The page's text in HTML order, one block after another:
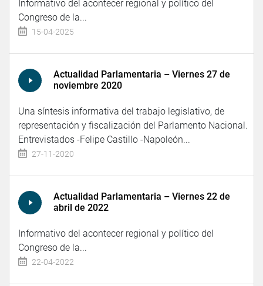
Informativo del acontecer regional y político del
Congreso de la...
15-04-2025
Actualidad Parlamentaria – Viernes 27 de
noviembre 2020
Una síntesis informativa del trabajo legislativo, de
representación y fiscalización del Parlamento Nacional.
Entrevistados -Felipe Castillo -Napoleón...
27-11-2020
Actualidad Parlamentaria – Viernes 22 de
abril de 2022
Informativo del acontecer regional y político del
Congreso de la...
22-04-2022